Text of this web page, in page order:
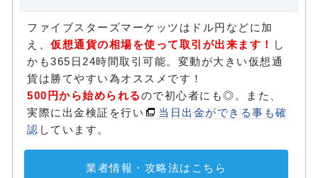
ファイブスターズマーケッツはドル円などに加
え、 仮想通貨の相場を使って取引が出来ます！
し
かも365日24時間取引可能。変動が大きい仮想通
貨は勝てやすい為オススメです！
500円から始められるので初心者にも◎。また、
実際に出金検証を行い
当日出金ができる事も確
認 しています。
業者情報・攻略法はこちら